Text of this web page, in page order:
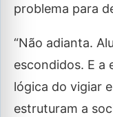
problema para
“Não adianta.
escondidos. E a
lógica do vigiar
estruturam a